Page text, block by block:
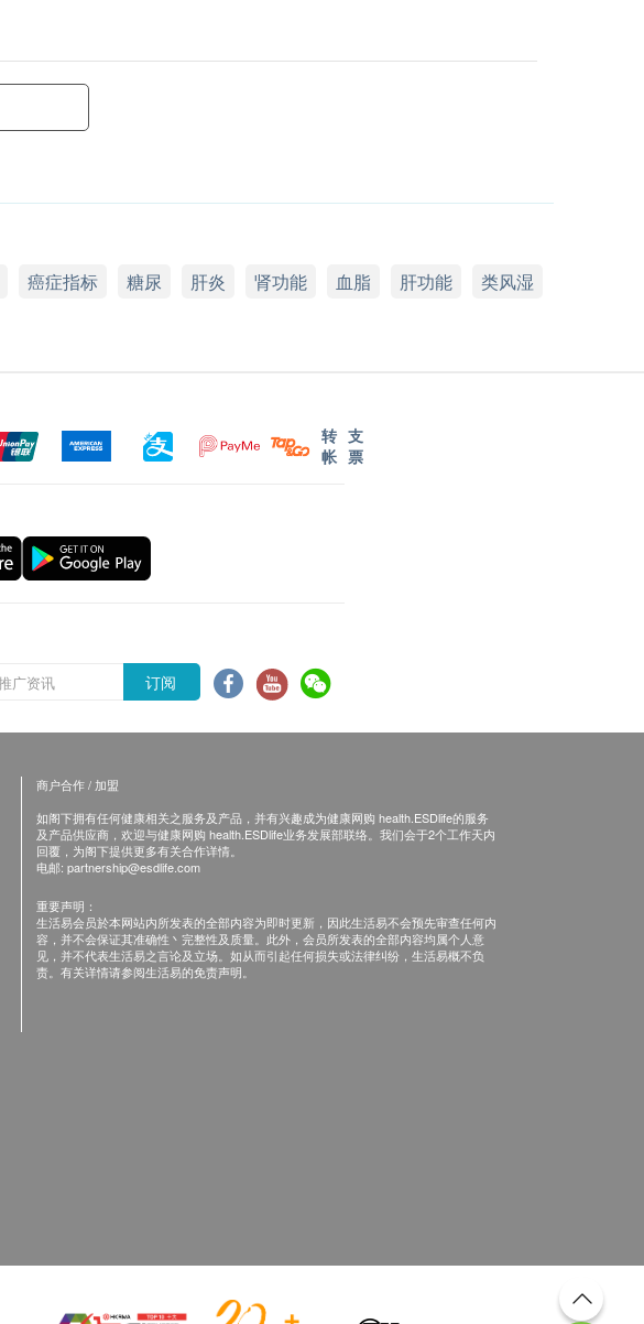
癌症指标 糖尿 肝炎 肾功能 血脂 肝功能
类风湿
转
帐
支
票
订阅
商户合作 / 加盟
如阁下拥有任何健康相关之服务及产品，并有兴趣成为健康网购 health.ESDlife的服务
及产品供应商，欢迎与健康网购 health.ESDlife业务发展部联络。我们会于2个工作天内
回覆，为阁下提供更多有关合作详情。
电邮: partnership@esdlife.com
重要声明：
生活易会员於本网站内所发表的全部内容为即时更新，因此生活易不会预先审查任何内
容，并不会保证其准确性丶完整性及质量。此外，会员所发表的全部内容均属个人意
见，并不代表生活易之言论及立场。如从而引起任何损失或法律纠纷，生活易概不负
责。有关详情请参阅生活易的免责声明。